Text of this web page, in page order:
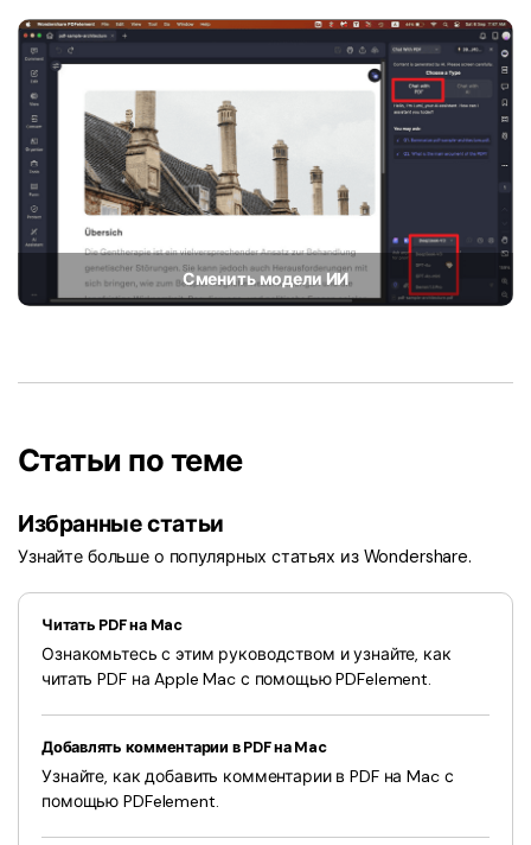
Правительство
Издательство
Фрилансер
Все Функции PDF Сменить модели ИИ
Статьи по теме
Избранные статьи
Узнайте больше о популярных статьях из Wondershare.
Читать PDF на Mac
Ознакомьтесь с этим руководством и узнайте, как
читать PDF на Apple Mac с помощью PDFelement.
Добавлять комментарии в PDF на Mac
Узнайте, как добавить комментарии в PDF на Mac с
помощью PDFelement.